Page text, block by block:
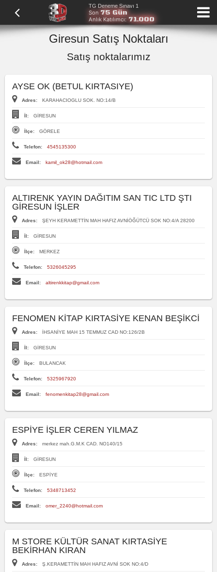
TG Deneme Sınavı 1
Son 75 Gün
Anlık Katılımcı:71.000
Giresun Satış Noktaları
Satış noktalarımız
AYSE OK (BETUL KIRTASIYE)
Adres: KARAHACIOGLU SOK. NO:14/B
İl: GİRESUN
İlçe: GÖRELE
Telefon: 4545135300
Email: kamil_ok28@hotmail.com
ALTIRENK YAYIN DAĞITIM SAN TIC LTD ŞTI
GİRESUN İŞLER
Adres: ŞEYH KERAMETTİN MAH HAFIZ AVNİÖĞÜTCÜ SOK NO:4/A 28200
İl: GİRESUN
İlçe: MERKEZ
Telefon: 5326045295
Email: altirenkkitap@gmail.com
FENOMEN KİTAP KIRTASİYE KENAN BEŞİKCİ
Adres: İHSANİYE MAH 15 TEMMUZ CAD NO:126/2B
İl: GİRESUN
İlçe: BULANCAK
Telefon: 5325967920
Email: fenomenkitap28@gmail.com
ESPİYE İŞLER CEREN YILMAZ
Adres: merkez mah.G.M.K CAD. NO140/15
İl: GİRESUN
İlçe: ESPİYE
Telefon: 5348713452
Email: omer_2240@hotmail.com
M STORE KÜLTÜR SANAT KIRTASİYE
BEKİRHAN KIRAN
Adres: Ş.KERAMETTİN MAH HAFIZ AVNİ SOK NO:4/D